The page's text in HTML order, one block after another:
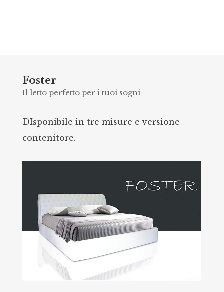
Foster
Il letto perfetto per i tuoi sogni
DIsponibile in tre misure e versione
contenitore.